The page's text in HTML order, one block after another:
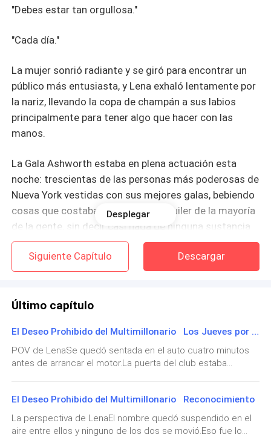
"Debes estar tan orgullosa."
"Cada día."
La mujer sonrió radiante y se giró para encontrar un
público más entusiasta, y Lena exhaló lentamente por
la nariz, llevando la copa de champán a sus labios
principalmente para tener algo que hacer con las
manos.
La Gala Ashworth estaba en plena actuación esta
noche: trescientas de las personas más poderosas de
Nueva York vestidas con sus mejores galas, bebiendo
cosas que costaban más que el alquiler de la mayoría
de la gente, sin decir casi nada de ninguna sustancia
real. Había asistido a este evento once veces. Nunca
la había sorprendido ni una vez.
de las ventanas del fondo, inmerso en una
páginas financieras, cómodo, con autoridad,
completamente en su elemento. La encontró con la
mirada al otro lado de la sala y le hizo el pequeño
haciendo bien, sigue*. Ella le devolvió la sonrisa que
significaba *lo sé, siempre lo hago*.
Desplegar
Siguiente Capítulo Descargar
Último capítulo
El Deseo Prohibido del Multimillonario Los Jueves por la Noche
POV de LenaSe quedó sentada en el auto cuatro minutos
antes de arrancar el motor.La puerta del club estaba
Calle Cincuenta y cuatro con el frío de noviembre
colándose por el vidrio y el mensaje de texto todavía
brillando en la pantalla de su teléfono y el peso particular de
todo lo que Elena había dicho asentándose en su pecho
El Deseo Prohibido del Multimillonario Reconocimiento
La perspectiva de LenaEl nombre quedó suspendido en el
aire entre ellos y ninguno de los dos se movió.Eso fue lo